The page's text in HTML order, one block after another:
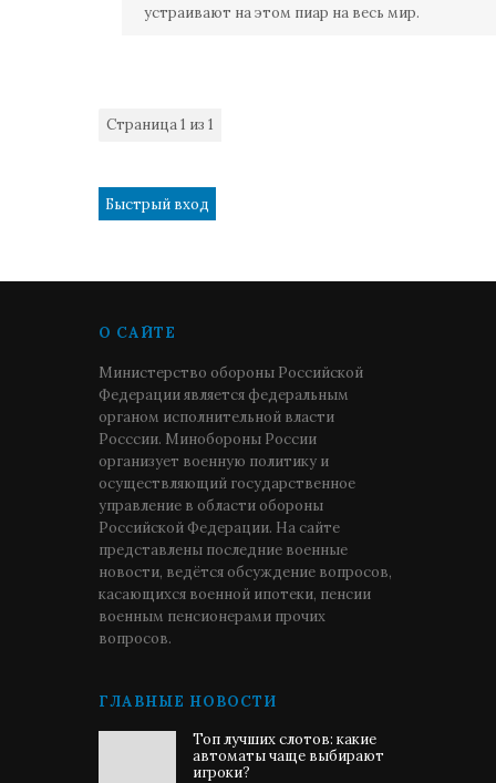
устраивают на этом пиар на весь мир.
Страница1 из 1
О САЙТЕ
Министерство обороны Российской
Федерации является федеральным
органом исполнительной власти
Росссии. Минобороны России
организует военную политику и
осуществляющий государственное
управление в области обороны
Российской Федерации. На сайте
представлены последние военные
новости, ведётся обсуждение вопросов,
касающихся военной ипотеки, пенсии
военным пенсионерами прочих
вопросов.
ГЛАВНЫЕ НОВОСТИ
Топ лучших слотов: какие
автоматы чаще выбирают
игроки?